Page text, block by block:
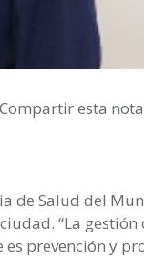
Compartir esta nota
de Salud del
“La
prevención y